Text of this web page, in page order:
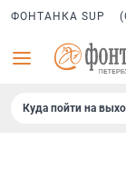
ФОНТАНКА SUP
Куда пойти на